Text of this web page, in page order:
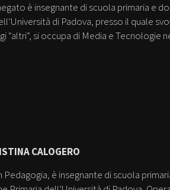
è insegnante di scuola primaria e
di Padova, presso il quale
“altri”, si occupa di Media e
CALOGERO
Pedagogia, è insegnante di scuola